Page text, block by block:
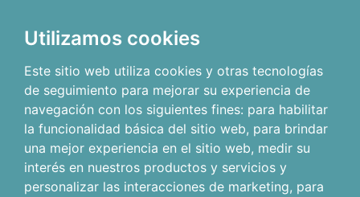
Utilizamos cookies
Este sitio web utiliza cookies y otras tecnologías
de seguimiento para mejorar su experiencia de
navegación con los siguientes fines: para habilitar
la funcionalidad básica del sitio web, para brindar
una mejor experiencia en el sitio web, medir su
interés en nuestros productos y servicios y
personalizar las interacciones de marketing, para